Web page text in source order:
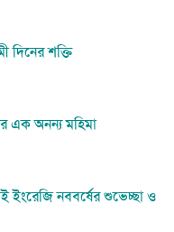
দিনের শক্তি
এক অনন্য মহিমা
ইংরেজি নববর্ষের শুভেচ্ছা ও